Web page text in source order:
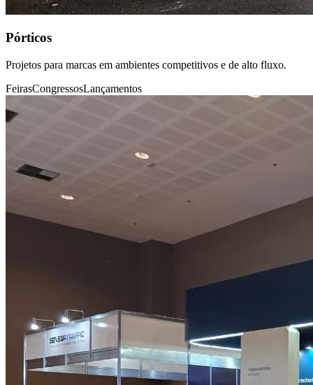
Pórticos
Projetos para marcas em ambientes competitivos e de alto fluxo.
FeirasCongressosLançamentos